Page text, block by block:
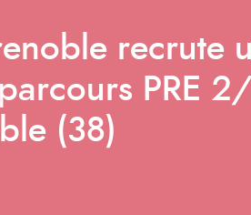
recrute
PRE
(38)